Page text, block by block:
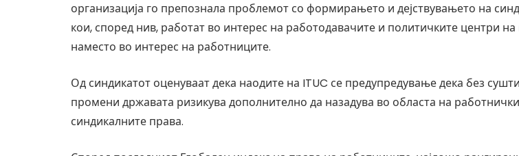
организација го препознала проблемот со формирањето и дејствувањето на
кои, според нив, работат во интерес на работодавачите и политичките центри на
наместо во интерес на работниците.
Од синдикатот оценуваат дека наодите на ITUC се предупредување дека без
промени државата ризикува дополнително да назадува во областа на
синдикалните права.